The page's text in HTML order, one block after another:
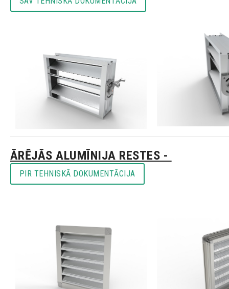
ĀRĒJĀS ALUMĪNIJA RESTES -
PIR TEHNISKĀ DOKUMENTĀCIJA